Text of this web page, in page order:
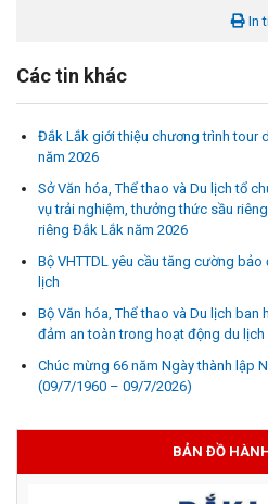
In
Các tin khác
Đắk Lắk giới thiệu chương trình tour
năm 2026
Sở Văn hóa, Thể thao và Du lịch tổ
vụ trải nghiệm, thưởng thức sầu
riêng Đắk Lắk năm 2026
Bộ VHTTDL yêu cầu tăng cường
lịch
Bộ Văn hóa, Thể thao và Du lịch
đảm an toàn trong hoạt động du lịch
Chúc mừng 66 năm Ngày thành lập
(09/7/1960 – 09/7/2026)
BẢN ĐỒ